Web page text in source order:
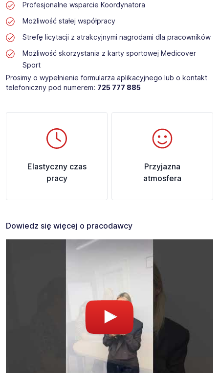
Profesjonalne wsparcie Koordynatora
Możliwość stałej współpracy
Strefę licytacji z atrakcyjnymi nagrodami dla pracowników
Możliwość skorzystania z karty sportowej Medicover
Sport
Prosimy o wypełnienie formularza aplikacyjnego lub o kontakt
telefoniczny pod numerem: 725 777 885
Elastyczny czas
pracy
Przyjazna
atmosfera
Dowiedz się więcej o pracodawcy